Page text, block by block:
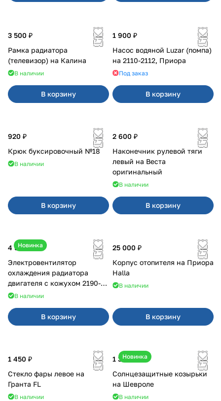
3 500 ₽
Рамка радиатора
(телевизор) на Калина
В наличии
В корзину
1 900 ₽
Насос водяной Luzar (помпа)
на 2110-2112, Приора
Под заказ
В корзину
920 ₽
Крюк буксировочный №18
В наличии
В корзину
2 600 ₽
Наконечник рулевой тяги
левый на Веста
оригинальный
В наличии
В корзину
Новинка
4 550 ₽
Электровентилятор
охлаждения радиатора
двигателя с кожухом 2190-
2194 н/о с кондиционером
В наличии
В корзину
25 000 ₽
Корпус отопителя на Приора
Halla
В наличии
В корзину
1 450 ₽
Стекло фары левое на
Гранта FL
В наличии
Новинка
1 350 ₽
Солнцезащитные козырьки
на Шевроле
В наличии